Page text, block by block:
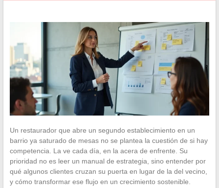
Un restaurador que abre un segundo establecimiento en un
barrio ya saturado de mesas no se plantea la cuestión de si hay
competencia. La ve cada día, en la acera de enfrente. Su
prioridad no es leer un manual de estrategia, sino entender por
qué algunos clientes cruzan su puerta en lugar de la del vecino,
y cómo transformar ese flujo en un crecimiento sostenible.